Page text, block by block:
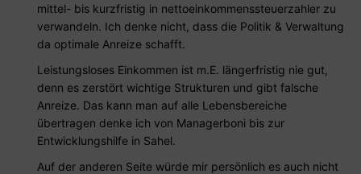
mittel- bis kurzfristig in nettoeinkommenssteuerzahler zu
verwandeln. Ich denke nicht, dass die Politik & Verwaltung
da optimale Anreize schafft.
Leistungsloses Einkommen ist m.E. längerfristig nie gut,
denn es zerstört wichtige Strukturen und gibt falsche
Anreize. Das kann man auf alle Lebensbereiche
übertragen denke ich von Managerboni bis zur
Entwicklungshilfe in Sahel.
Auf der anderen Seite würde mir persönlich es auch nicht